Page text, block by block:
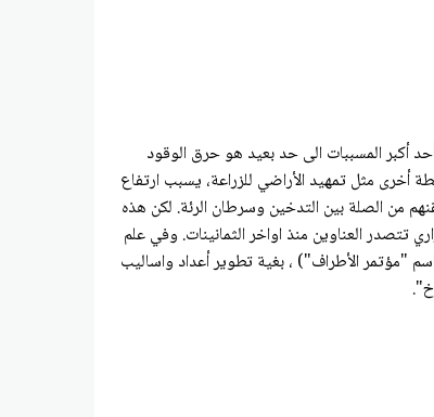
علماء المناخ توصلوا إلى هذا الاستنتاج. إن أحد أكبر المسببات الى حد بعيد هو حرق الوقود
أخرى مثل تمهيد الأراضي للزراعة، يسبب ارتفاع
من الصلة بين التدخين وسرطان الرئة. لكن هذه
تتصدر العناوين منذ اواخر الثمانينات. وفي علم
(باسم "مؤتمر الأطراف") ، بغية تطوير أعداد واساليب